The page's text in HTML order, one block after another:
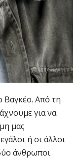
Βαγκέο. Από τη
για να
μας
ή οι άλλοι
άνθρωποι